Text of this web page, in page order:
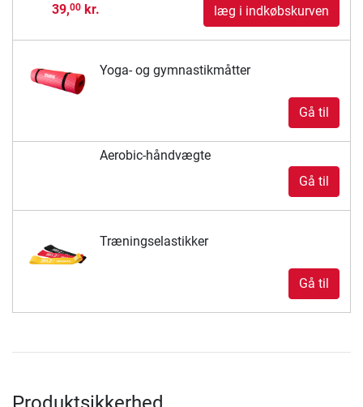
39,00kr. læg i indkøbskurven
Yoga- og gymnastikmåtter
Gå til
Aerobic-håndvægte
Gå til
Træningselastikker
Gå til